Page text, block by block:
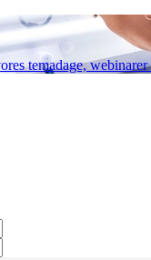
temadage,